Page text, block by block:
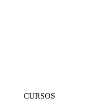
CURSOS